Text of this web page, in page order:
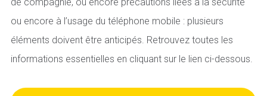
ou encore à l’usage du téléphone mobile : plusieurs
éléments doivent être anticipés. Retrouvez toutes les
informations essentielles en cliquant sur le lien ci-dessous.